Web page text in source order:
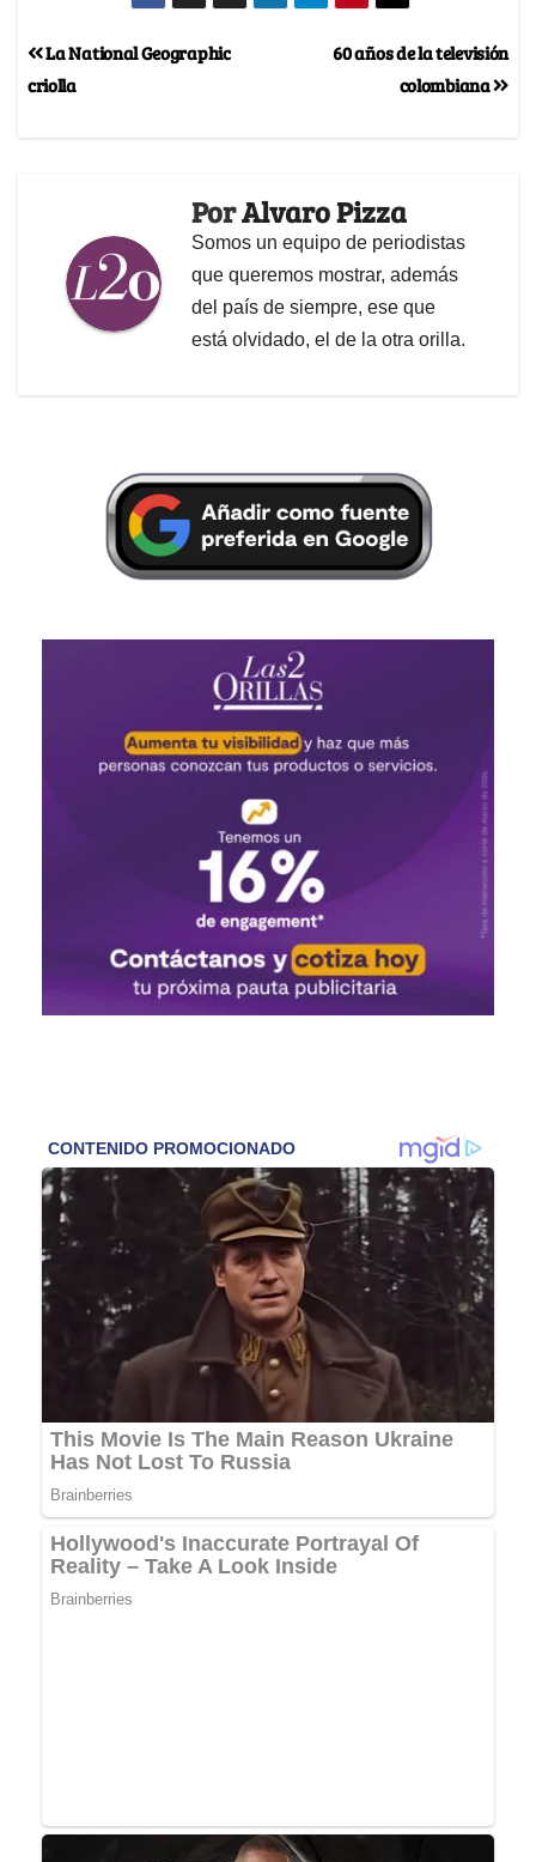
60 años de la televisión
colombiana
La National Geographic
criolla
PorAlvaro Pizza
Somos un equipo de periodistas
que queremos mostrar, además
del país de siempre, ese que
está olvidado, el de la otra orilla.